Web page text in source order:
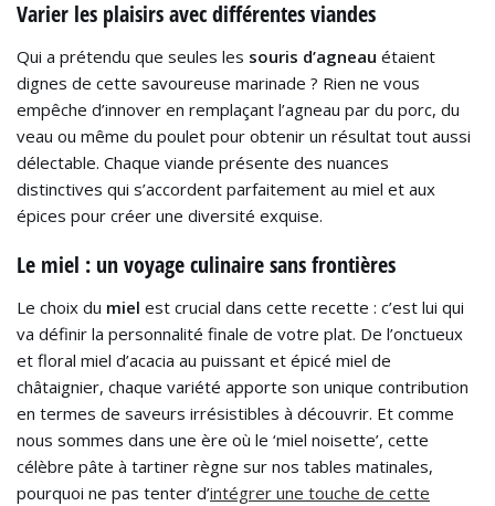
Varier les plaisirs avec différentes viandes
Qui a prétendu que seules les souris d’agneau étaient
dignes de cette savoureuse marinade ? Rien ne vous
empêche d’innover en remplaçant l’agneau par du porc, du
veau ou même du poulet pour obtenir un résultat tout aussi
délectable. Chaque viande présente des nuances
distinctives qui s’accordent parfaitement au miel et aux
épices pour créer une diversité exquise.
Le miel : un voyage culinaire sans frontières
Le choix du miel est crucial dans cette recette : c’est lui qui
va définir la personnalité finale de votre plat. De l’onctueux
et floral miel d’acacia au puissant et épicé miel de
châtaignier, chaque variété apporte son unique contribution
en termes de saveurs irrésistibles à découvrir. Et comme
nous sommes dans une ère où le ‘miel noisette’, cette
célèbre pâte à tartiner règne sur nos tables matinales,
pourquoi ne pas tenter d’intégrer une touche de cette